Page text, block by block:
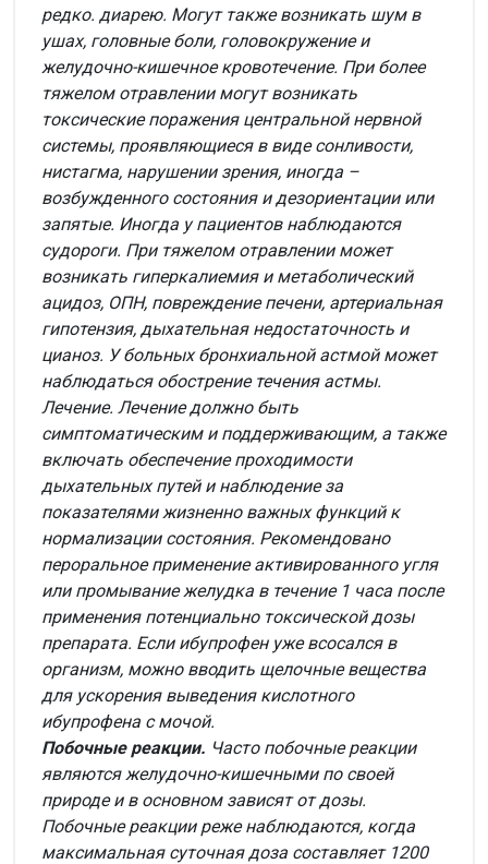
редко. диарею. Могут также возникать шум в
ушах, головные боли, головокружение и
желудочно-кишечное кровотечение. При более
тяжелом отравлении могут возникать
токсические поражения центральной нервной
системы, проявляющиеся в виде сонливости,
нистагма, нарушении зрения, иногда –
возбужденного состояния и дезориентации или
запятые. Иногда у пациентов наблюдаются
судороги. При тяжелом отравлении может
возникать гиперкалиемия и метаболический
ацидоз, ОПН, повреждение печени, артериальная
гипотензия, дыхательная недостаточность и
цианоз. У больных бронхиальной астмой может
наблюдаться обострение течения астмы.
Лечение. Лечение должно быть
симптоматическим и поддерживающим, а также
включать обеспечение проходимости
дыхательных путей и наблюдение за
показателями жизненно важных функций к
нормализации состояния. Рекомендовано
пероральное применение активированного угля
или промывание желудка в течение 1 часа после
применения потенциально токсической дозы
препарата. Если ибупрофен уже всосался в
организм, можно вводить щелочные вещества
для ускорения выведения кислотного
ибупрофена с мочой.
Побочные реакции. Часто побочные реакции
являются желудочно-кишечными по своей
природе и в основном зависят от дозы.
Побочные реакции реже наблюдаются, когда
максимальная суточная доза составляет 1200